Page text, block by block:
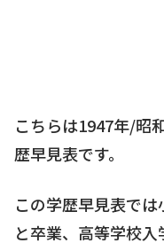
こちらは1947年/昭
歴早見表です。
この学歴早見表で
と卒業、高等学校